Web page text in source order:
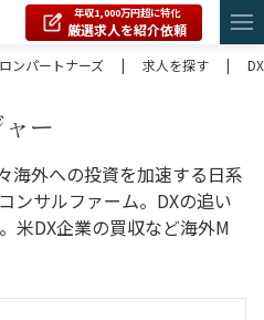
年収1,000万円超に特化
厳選求人を紹介依頼
ンパートナーズ
| 求人を探す |
ー
海外への投資を加速する日系
ンサルファーム。DXの追い
米DX企業の買収など海外M